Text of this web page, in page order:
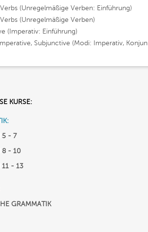
Verbs (Unregelmäßige Verben: Einführung)
(Unregelmäßige Verben)
(Imperativ: Einführung)
Subjunctive (Modi: Imperativ,
KURSE:
5 - 7
8 - 10
11 - 13
GRAMMATIK